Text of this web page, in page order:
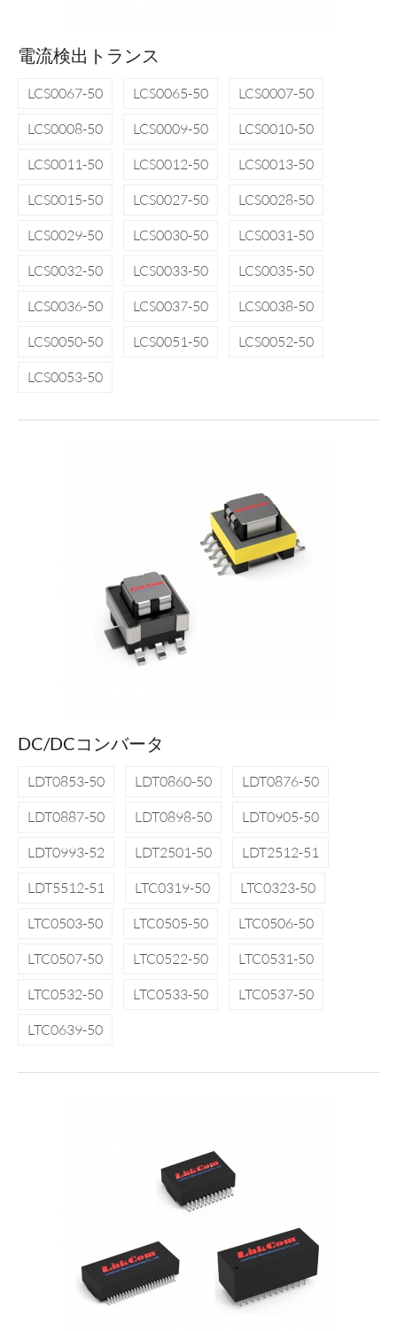
電流検出トランス
LCS0067-50 LCS0065-50
LCS0007-50
LCS0008-50
LCS0009-50
LCS0010-50
LCS0011-50
LCS0012-50
LCS0013-50
LCS0015-50
LCS0027-50
LCS0028-50
LCS0029-50
LCS0030-50
LCS0031-50
LCS0032-50
LCS0033-50
LCS0035-50
LCS0036-50
LCS0037-50
LCS0038-50
LCS0050-50
LCS0051-50
LCS0052-50
LCS0053-50
DC/DCコンバータ
LDT0853-50 LDT0860-50
LDT0876-50
LDT0887-50
LDT0898-50
LDT0905-50
LDT0993-52
LDT2501-50
LDT2512-51
LDT5512-51
LTC0319-50
LTC0323-50
LTC0503-50
LTC0505-50
LTC0506-50
LTC0507-50
LTC0522-50
LTC0531-50
LTC0532-50
LTC0533-50
LTC0537-50
LTC0639-50